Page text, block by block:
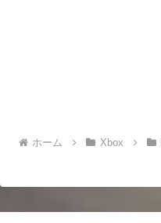
ホーム Xbox